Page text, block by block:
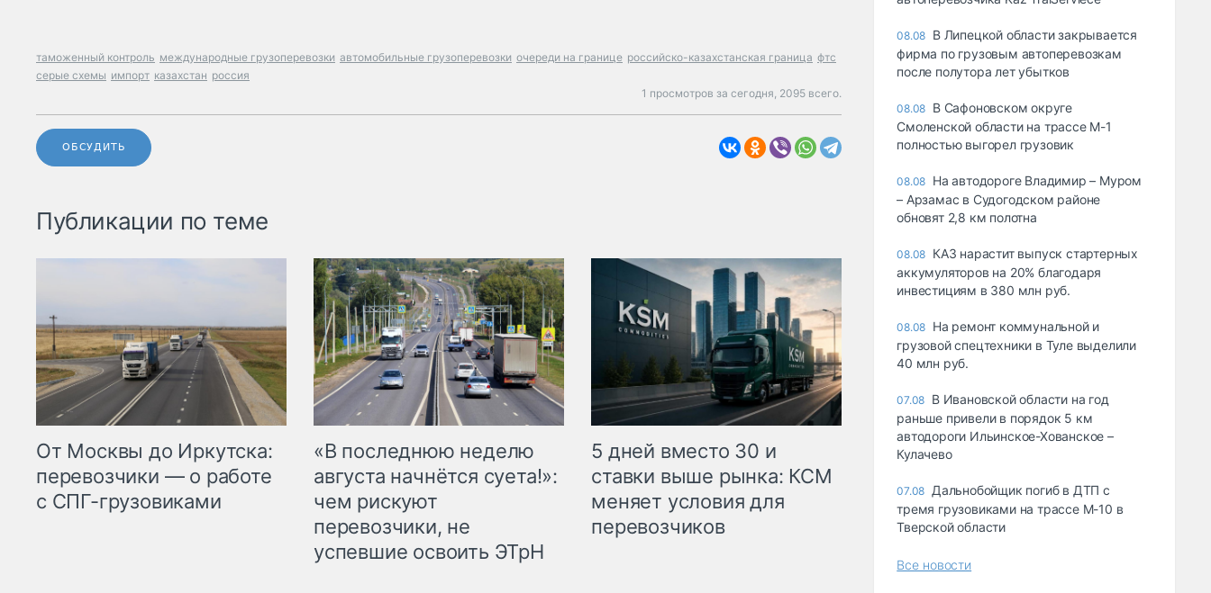
таможенный контроль международные грузоперевозки автомобильные грузоперевозки очереди на границе российско-казахстанская граница фтс
серые схемы импорт казахстан россия
1 просмотров за сегодня, 2095 всего.
ОБСУДИТЬ
Публикации по теме
От Москвы до Иркутска:
перевозчики — о работе
с СПГ-грузовиками
«В последнюю неделю
августа начнётся суета!»:
чем рискуют
перевозчики, не
успевшие освоить ЭТрН
5 дней вместо 30 и
ставки выше рынка: КСМ
меняет условия для
перевозчиков
08.08 В Липецкой области закрывается
фирма по грузовым автоперевозкам
после полутора лет убытков
08.08 В Сафоновском округе
Смоленской области на трассе М-1
полностью выгорел грузовик
08.08 На автодороге Владимир – Муром
– Арзамас в Судогодском районе
обновят 2,8 км полотна
08.08 КАЗ нарастит выпуск стартерных
аккумуляторов на 20% благодаря
инвестициям в 380 млн руб.
08.08 На ремонт коммунальной и
грузовой спецтехники в Туле выделили
40 млн руб.
07.08 В Ивановской области на год
раньше привели в порядок 5 км
автодороги Ильинское-Хованское –
Кулачево
07.08 Дальнобойщик погиб в ДТП с
тремя грузовиками на трассе М-10 в
Тверской области
Все новости